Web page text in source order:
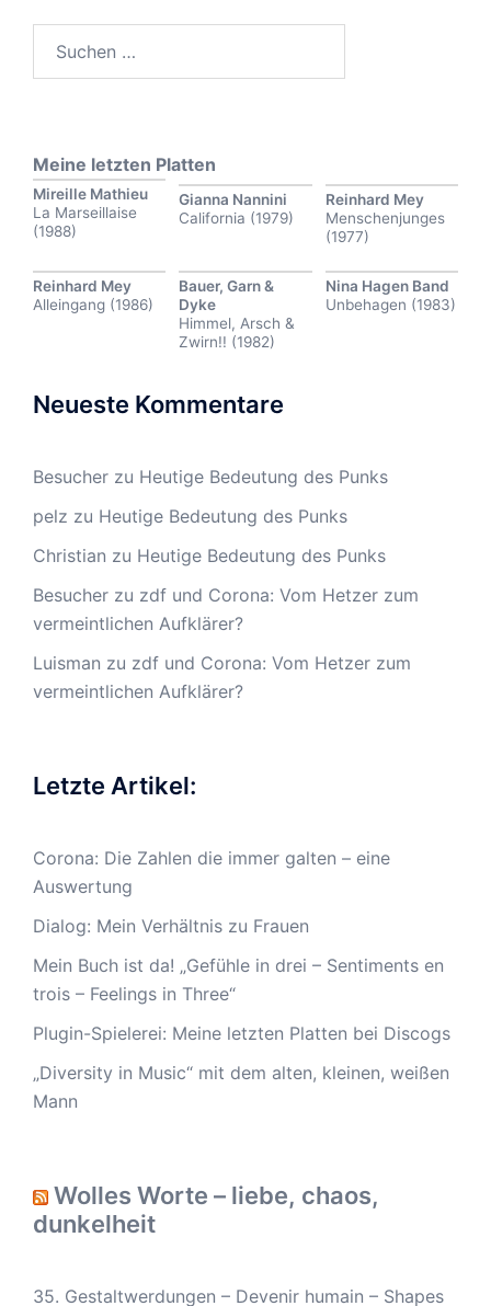
Meine letzten Platten
Mireille Mathieu
La Marseillaise
(1988)
Gianna Nannini
California (1979)
Reinhard Mey
Menschenjunges
(1977)
Reinhard Mey
Alleingang (1986)
Bauer, Garn &
Dyke
Himmel, Arsch &
Zwirn!! (1982)
Nina Hagen Band
Unbehagen (1983)
Neueste Kommentare
Besucher zu Heutige Bedeutung des Punks
pelz zu Heutige Bedeutung des Punks
Christian zu Heutige Bedeutung des Punks
Besucher zu zdf und Corona: Vom Hetzer zum
vermeintlichen Aufklärer?
Luisman zu zdf und Corona: Vom Hetzer zum
vermeintlichen Aufklärer?
Letzte Artikel:
Corona: Die Zahlen die immer galten – eine
Auswertung
Dialog: Mein Verhältnis zu Frauen
Mein Buch ist da! „Gefühle in drei – Sentiments en
trois – Feelings in Three“
Plugin-Spielerei: Meine letzten Platten bei Discogs
„Diversity in Music“ mit dem alten, kleinen, weißen
Mann
Wolles Worte – liebe, chaos,
dunkelheit
35. Gestaltwerdungen – Devenir humain – Shapes